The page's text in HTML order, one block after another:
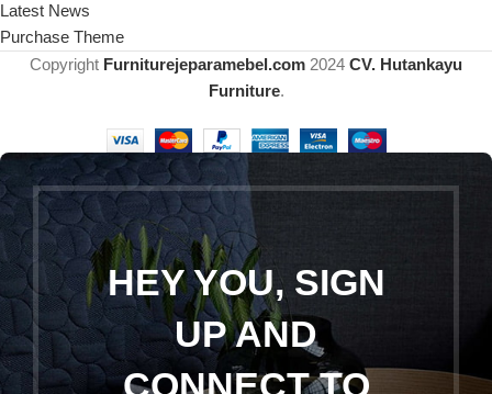
Latest News
Purchase Theme
Copyright Furniturejeparamebel.com 2024 CV. Hutankayu
Furniture.
HEY YOU, SIGN
UP AND
CONNECT TO